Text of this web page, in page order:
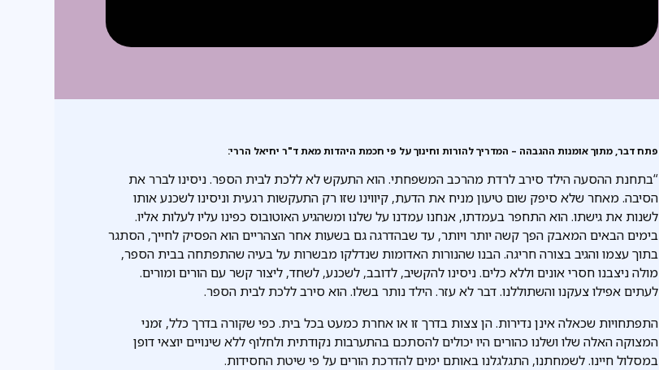
פתח דבר, מתוך אומנות ההגבהה – המדריך להורות וחינוך על פי חכמת היהדות מאת ד"ר יחיאל הררי:
“בתחנת ההסעה הילד סירב לרדת מהרכב המשפחתי. הוא התעקש לא ללכת לבית הספר. ניסינו לברר את
הסיבה. מאחר שלא סיפק שום טיעון מניח את הדעת, קיווינו שזו רק התעקשות רגעית וניסינו לשכנע אותו
לשנות את גישתו. הוא התחפר בעמדתו, אנחנו עמדנו על שלנו ומשהגיע האוטובוס כפינו עליו לעלות אליו.
בימים הבאים המאבק הפך קשה יותר ויותר, עד שבהדרגה גם בשעות אחר הצהריים הוא הפסיק לחייך, הסתגר
בתוך עצמו והגיב בצורה חריגה. הבנו שהנורות האדומות שנדלקו מבשרות על בעיה שהתפתחה בבית הספר,
מולה ניצבנו חסרי אונים וללא כלים. ניסינו להקשיב, לדובב, לשכנע, לשחד, ליצור קשר עם הורים ומורים.
לעתים אפילו צעקנו והשתוללנו. דבר לא עזר. הילד נותר בשלו. הוא סירב ללכת לבית הספר.
התפתחויות שכאלה אינן נדירות. הן צצות בדרך זו או אחרת כמעט בכל בית. כפי שקורה בדרך כלל, זמני
המצוקה האלה שלו ושלנו כהורים היו יכולים להסתכם בהתערבות נקודתית ולחלוף ללא שינויים יוצאי דופן
במסלול חיינו. לשמחתנו, התגלגלנו באותם ימים להדרכת הורים על פי שיטת החסידות.